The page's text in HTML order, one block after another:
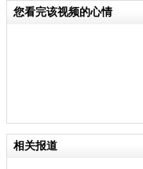
您看完该视频的心情
相关报道